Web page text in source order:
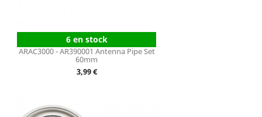
6 en stock
ARAC3000 - AR390001 Antenna Pipe Set
60mm
Prix
3,99 €